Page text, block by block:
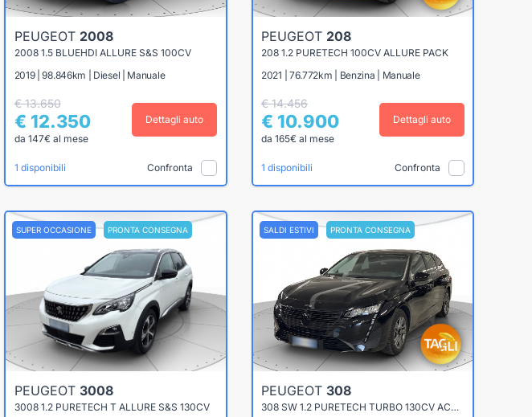
PEUGEOT 2008
2008 1.5 BLUEHDI ALLURE S&S 100CV
2019 | 98.846km | Diesel | Manuale
€ 13.650
€ 12.350
da 147€ al mese
Dettagli auto
1 disponibili Confronta
PEUGEOT 208
208 1.2 PURETECH 100CV ALLURE PACK
2021 | 76.772km | Benzina | Manuale
€ 14.456
€ 10.900
da 165€ al mese
Dettagli auto
1 disponibili Confronta
SUPER OCCASIONE PRONTA CONSEGNA
PEUGEOT 3008
3008 1.2 PURETECH T ALLURE S&S 130CV
SALDI ESTIVI PRONTA CONSEGNA
PEUGEOT 308
308 SW 1.2 PURETECH TURBO 130CV ACTIVE PACK